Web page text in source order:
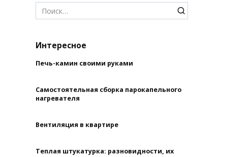
Search
for:
Интересное
Печь-камин своими руками
Самостоятельная сборка парокапельного
нагревателя
Вентиляция в квартире
Теплая штукатурка: разновидности, их